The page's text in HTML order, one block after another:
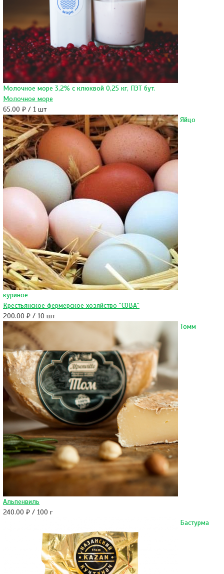
Молочное море 3,2% с клюквой 0,25 кг, ПЭТ бут.
Молочное море
65.00 ₽ / 1 шт
Яйцо
куриное
Крестьянское фермерское хозяйство "СОВА"
200.00 ₽ / 10 шт
Томм
Альпенвиль
240.00 ₽ / 100 г
Бастурма